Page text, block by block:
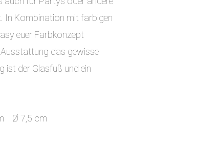
In Kombination mit farbigen
euer Farbkonzept
das gewisse
ist der Glasfuß und ein
H 30 cm Ø 7,5 cm